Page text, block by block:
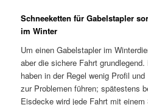
Schneeketten für Gabelstapler
im Winter
Um einen Gabelstapler im
aber die sichere Fahrt
haben in der Regel wenig Profil
zur Problemen führen; spätestens
Eisdecke wird jede Fahrt mit